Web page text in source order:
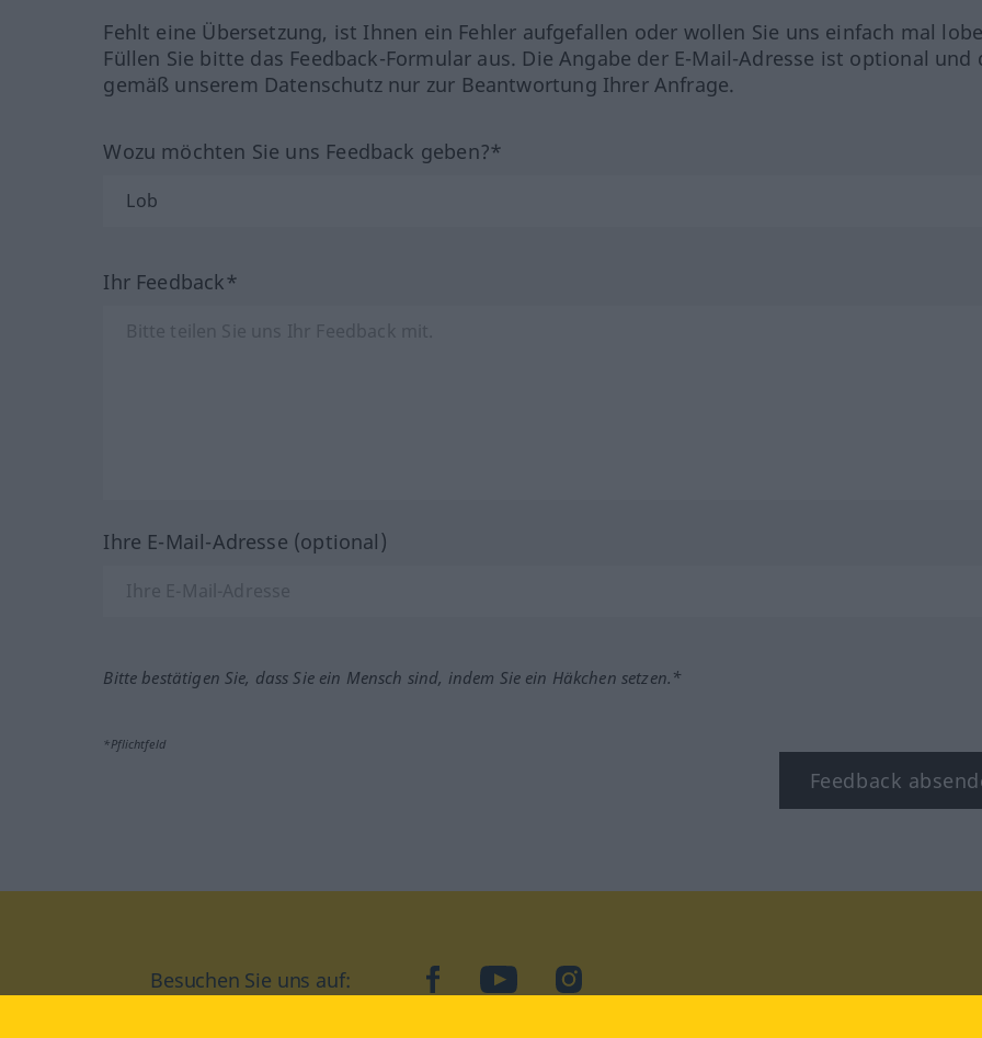
Fehlt eine Übersetzung, ist Ihnen ein Fehler aufgefallen oder wollen Sie uns einfach mal
Füllen Sie bitte das Feedback-Formular aus. Die Angabe der E-Mail-Adresse ist optional und
gemäß unserem Datenschutz nur zur Beantwortung Ihrer Anfrage.
Wozu möchten Sie uns Feedback geben?*
Ihr Feedback*
Ihre E-Mail-Adresse (optional)
Bitte bestätigen Sie, dass Sie ein Mensch sind, indem Sie ein Häkchen setzen.*
*Pflichtfeld
Feedback
Besuchen Sie uns auf: facebookYouTubeInstagram